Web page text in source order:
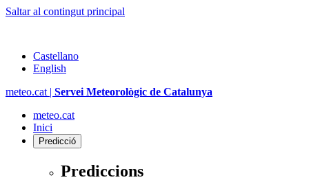
Saltar al contingut principal
Castellano
English
meteo.cat | Servei Meteorològic de Catalunya
meteo.cat
Inici
Predicció
Prediccions